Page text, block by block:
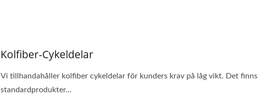
Kolfiber-Cykeldelar
Vi tillhandahåller kolfiber cykeldelar för kunders krav på låg vikt. Det finns
standardprodukter...